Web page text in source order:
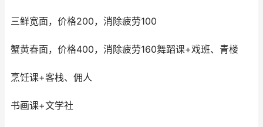
三鲜宽面，价格200，消除疲劳100
蟹黄春面，价格400，消除疲劳160舞蹈课+戏班、青楼
烹饪课+客栈、佣人
书画课+文学社